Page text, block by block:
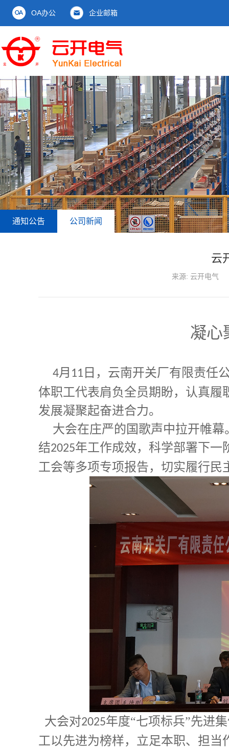
OA办公 企业邮箱
通知公告 公司新闻
云
来源: 云开电气
凝心
4月 11 日，云南开关厂有限责任
体职工代表肩负全员期盼，认真
发展凝聚起奋进合力。
大会在庄严的国歌声中拉开帷
结2025年工作成效，科学部署下一
工会等多项专项报告，切实履行民
大会对2025年度“七项标兵”先进
工以先进为榜样，立足本职、担